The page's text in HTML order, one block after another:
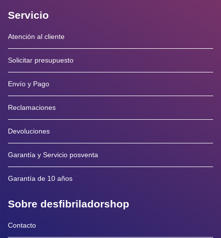
Servicio
Atención al cliente
Solicitar presupuesto
Envío y Pago
Reclamaciones
Devoluciones
Garantía y Servicio posventa
Garantía de 10 años
Sobre desfibriladorshop
Contacto